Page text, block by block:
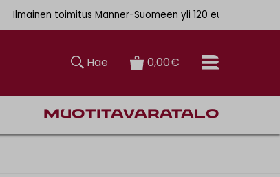
Ilmainen toimitus Manner-Suomeen yli 120 euron tilauksiin
Hae 0,00€
Muotitavaratalo